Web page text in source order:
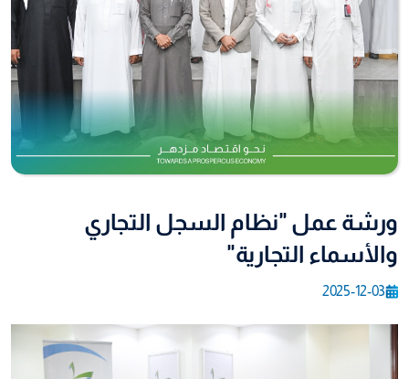
ورشة عمل "نظام السجل التجاري
والأسماء التجارية"
2025-12-03